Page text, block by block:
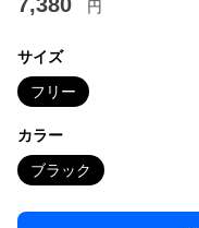
円
サイズ
フリー
カラー
ブラック